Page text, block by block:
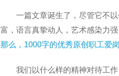
一篇文章诞生了，尽管它不
富，语言真挚动人，艺术感染力
那么，1000字的优秀原创职工爱
我们以什么样的精神对待工